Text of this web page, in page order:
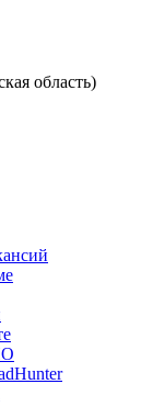
область)